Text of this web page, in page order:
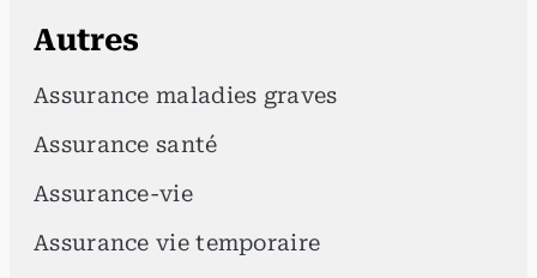
Autres
Assurance maladies graves
Assurance santé
Assurance-vie
Assurance vie temporaire